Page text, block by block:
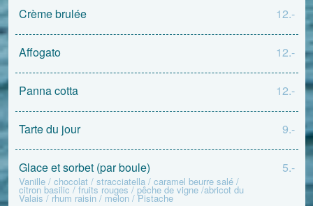
Crème brulée 12.-
Affogato 12.-
Panna cotta 12.-
Tarte du jour 9.-
Glace et sorbet (par boule) 5.-
Vanille / chocolat / stracciatella / caramel beurre salé /
citron basilic / fruits rouges / pêche de vigne /abricot du
Valais / rhum raisin / melon / Pistache